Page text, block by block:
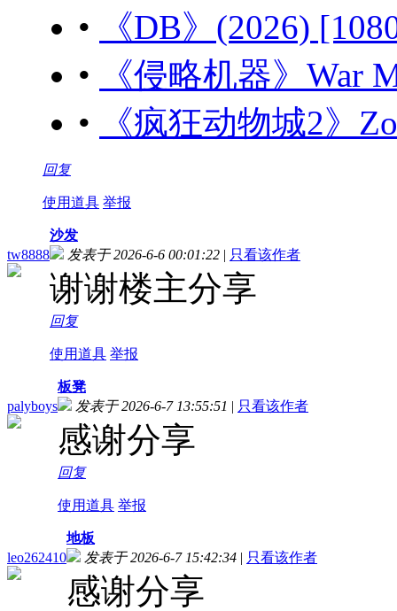
•
《DB》(2026)
•
《侵略机器》War
•
《疯狂动物城2》
回复
使用道具 举报
tw8888
沙发
发表于 2026-6-6 00:01:22 | 只看该作者
谢谢楼主分享
回复
使用道具 举报
palyboys
板凳
发表于 2026-6-7 13:55:51 | 只看该作者
感谢分享
回复
使用道具 举报
leo262410
地板
发表于 2026-6-7 15:42:34 | 只看该作者
感谢分享